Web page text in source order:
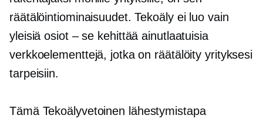
räätälöintiominaisuudet. Tekoäly ei luo vain
yleisiäosiot – se kehittää ainutlaatuisia
verkkoelementtejä, jotka on räätälöity yrityksesi
tarpeisiin.
Tämä Tekoälyvetoinen lähestymistapa